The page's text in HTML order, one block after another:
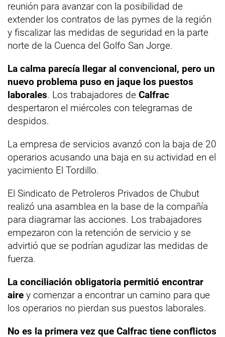
reunión para avanzar con la posibilidad de
extender los contratos de las pymes de la región
y fiscalizar las medidas de seguridad en la parte
norte de la Cuenca del Golfo San Jorge.
La calma parecía llegar al convencional, pero un
nuevo problema puso en jaque los puestos
laborales. Los trabajadores de Calfrac
despertaron el miércoles con telegramas de
despidos.
La empresa de servicios avanzó con la baja de 20
operarios acusando una baja en su actividad en el
yacimiento El Tordillo.
El Sindicato de Petroleros Privados de Chubut
realizó una asamblea en la base de la compañía
para diagramar las acciones. Los trabajadores
empezaron con la retención de servicio y se
advirtió que se podrían agudizar las medidas de
fuerza.
La conciliación obligatoria permitió encontrar
aire y comenzar a encontrar un camino para que
los operarios no pierdan sus puestos laborales.
No es la primera vez que Calfrac tiene conflictos